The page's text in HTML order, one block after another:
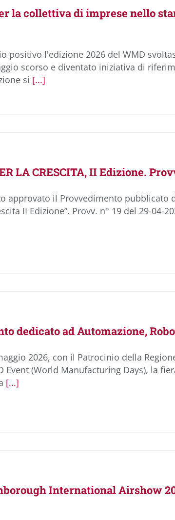
la collettiva di imprese nello
positivo l'edizione 2026 del WMD
scorso e diventato iniziativa di
si [...]
LA CRESCITA, II Edizione.
approvato il Provvedimento pubblicato
II Edizione”. Provv. n° 19 del 29-04-
dedicato ad Automazione,
2026, con il Patrocinio della
Event (World Manufacturing Days), la
[...]
International Airshow